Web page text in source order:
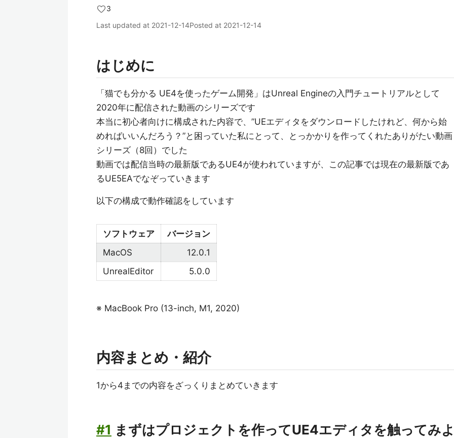
3
Last updated at 2021-12-14Posted at 2021-12-14
はじめに
「猫でも分かる UE4を使ったゲーム開発」はUnreal Engineの入門チュートリアルとして
2020年に配信された動画のシリーズです
本当に初心者向けに構成された内容で、”UEエディタをダウンロードしたけれど、何から始
めればいいんだろう？”と困っていた私にとって、とっかかりを作ってくれたありがたい動画
シリーズ（8回）でした
動画では配信当時の最新版であるUE4が使われていますが、この記事では現在の最新版であ
るUE5EAでなぞっていきます
以下の構成で動作確認をしています
ソフトウェア
バージョン
MacOS
12.0.1
UnrealEditor
5.0.0
※ MacBook Pro (13-inch, M1, 2020)
内容まとめ・紹介
1から4までの内容をざっくりまとめていきます
#1 まずはプロジェクトを作ってUE4エディタを触ってみ